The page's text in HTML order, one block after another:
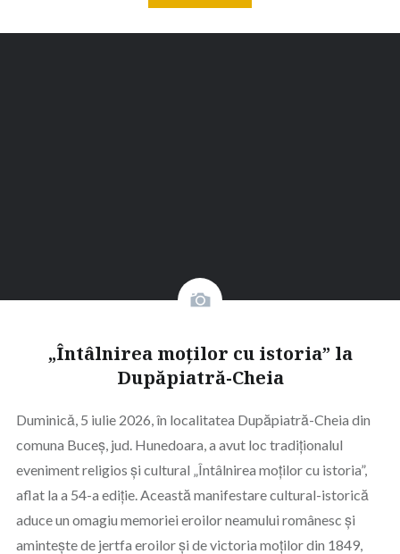
„Întâlnirea moților cu istoria” la
Dupăpiatră-Cheia
Duminicǎ, 5 iulie 2026, în localitatea Dupăpiatră-Cheia din
comuna Buceș, jud. Hunedoara, a avut loc tradiționalul
eveniment religios și cultural „Întâlnirea moților cu istoria”,
aflat la a 54-a ediție. Această manifestare cultural-istorică
aduce un omagiu memoriei eroilor neamului românesc și
amintește de jertfa eroilor și de victoria moților din 1849,